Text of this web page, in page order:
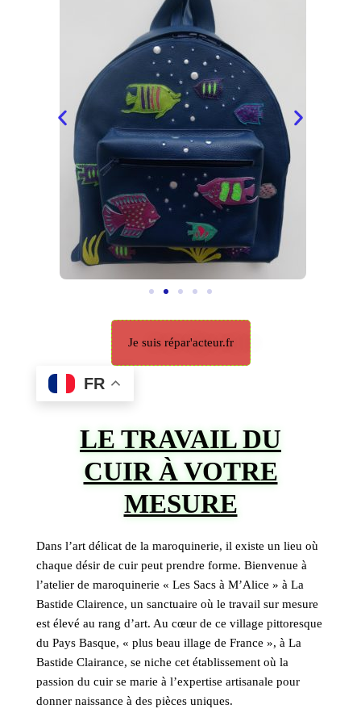
Je suis répar'acteur.fr
FR
LE TRAVAIL DU
CUIR À VOTRE
MESURE
Dans l’art délicat de la maroquinerie, il existe un lieu où
chaque désir de cuir peut prendre forme. Bienvenue à
l’atelier de maroquinerie « Les Sacs à M’Alice » à La
Bastide Clairence, un sanctuaire où le travail sur mesure
est élevé au rang d’art. Au cœur de ce village pittoresque
du Pays Basque, « plus beau illage de France », à La
Bastide Clairance, se niche cet établissement où la
passion du cuir se marie à l’expertise artisanale pour
donner naissance à des pièces uniques.